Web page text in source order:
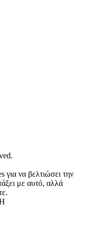
για να βελτιώσει την
με αυτό, αλλά